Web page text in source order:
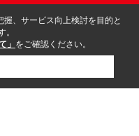
、サービス向上検討を目的と
。
」 をご確認ください。